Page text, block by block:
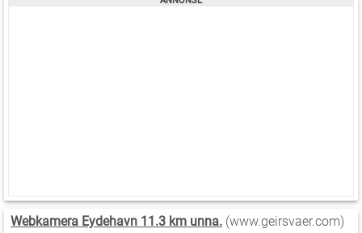
Webkamera Eydehavn 11.3 km unna. (www.geirsvaer.com)